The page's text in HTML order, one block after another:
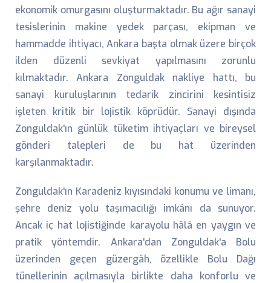
ekonomik omurgasını oluşturmaktadır. Bu ağır sanayi
tesislerinin makine yedek parçası, ekipman ve
hammadde ihtiyacı, Ankara başta olmak üzere birçok
ilden düzenli sevkiyat yapılmasını zorunlu
kılmaktadır. Ankara Zonguldak nakliye hattı, bu
sanayi kuruluşlarının tedarik zincirini kesintisiz
işleten kritik bir lojistik köprüdür. Sanayi dışında
Zonguldak'ın günlük tüketim ihtiyaçları ve bireysel
gönderi talepleri de bu hat üzerinden
karşılanmaktadır.
Zonguldak'ın Karadeniz kıyısındaki konumu ve limanı,
şehre deniz yolu taşımacılığı imkânı da sunuyor.
Ancak iç hat lojistiğinde karayolu hâlâ en yaygın ve
pratik yöntemdir. Ankara'dan Zonguldak'a Bolu
üzerinden geçen güzergâh, özellikle Bolu Dağı
tünellerinin açılmasıyla birlikte daha konforlu ve